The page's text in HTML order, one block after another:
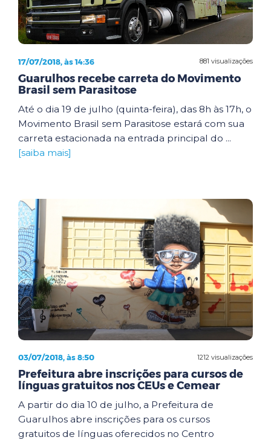
881 visualizações
17/07/2018, às 14:36
Guarulhos recebe carreta do Movimento
Brasil sem Parasitose
Até o dia 19 de julho (quinta-feira), das 8h às 17h, o
Movimento Brasil sem Parasitose estará com sua
carreta estacionada na entrada principal do ...
[saiba mais]
1212 visualizações
03/07/2018, às 8:50
Prefeitura abre inscrições para cursos de
línguas gratuitos nos CEUs e Cemear
A partir do dia 10 de julho, a Prefeitura de
Guarulhos abre inscrições para os cursos
gratuitos de línguas oferecidos no Centro